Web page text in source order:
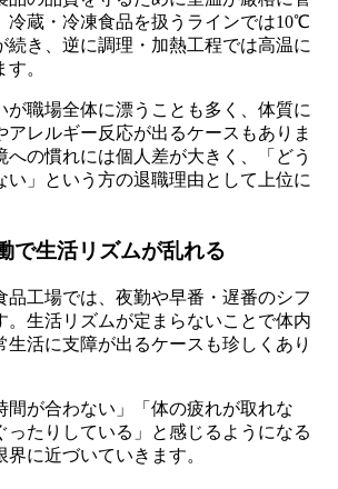
冷蔵・冷凍食品を扱うラインでは10℃
続き、逆に調理・加熱工程では高温に
。
が職場全体に漂うことも多く、体質に
アレルギー反応が出るケースもありま
への慣れには個人差が大きく、「どう
い」という方の退職理由として上位に
で生活リズムが乱れる
品工場では、夜勤や早番・遅番のシフ
。生活リズムが定まらないことで体内
生活に支障が出るケースも珍しくあり
間が合わない」「体の疲れが取れな
ったりしている」と感じるようになる
界に近づいていきます。